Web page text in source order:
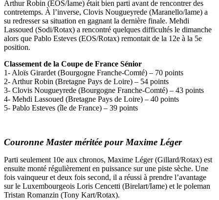
Arthur Robin (EOS/Iame) était bien parti avant de rencontrer des
contretemps. À l’inverse, Clovis Nougueyrede (Maranello/Iame) a
su redresser sa situation en gagnant la dernière finale. Mehdi
Lassoued (Sodi/Rotax) a rencontré quelques difficultés le dimanche
alors que Pablo Esteves (EOS/Rotax) remontait de la 12e à la 5e
position.
Classement de la Coupe de France Sénior
1- Aloïs Girardet (Bourgogne Franche-Comté) – 70 points
2- Arthur Robin (Bretagne Pays de Loire) – 54 points
3- Clovis Nougueyrede (Bourgogne Franche-Comté) – 43 points
4- Mehdi Lassoued (Bretagne Pays de Loire) – 40 points
5- Pablo Esteves (île de France) – 39 points
Couronne Master méritée pour Maxime Léger
Parti seulement 10e aux chronos, Maxime Léger (Gillard/Rotax) est
ensuite monté régulièrement en puissance sur une piste sèche. Une
fois vainqueur et deux fois second, il a réussi à prendre l’avantage
sur le Luxembourgeois Loris Cencetti (Birelart/Iame) et le poleman
Tristan Romanzin (Tony Kart/Rotax).